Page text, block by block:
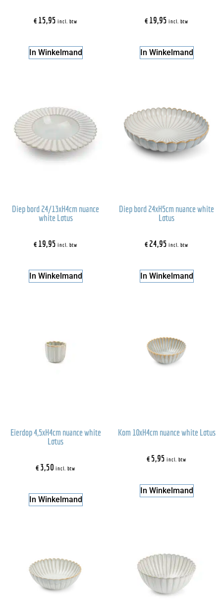
€15,95 incl. btw
In Winkelmand
€19,95 incl. btw
In Winkelmand
Diep bord 24/13xH4cm nuance
white Lotus
€19,95 incl. btw
In Winkelmand
Diep bord 24xH5cm nuance white
Lotus
€24,95 incl. btw
In Winkelmand
Eierdop 4,5xH4cm nuance white
Lotus
€3,50 incl. btw
In Winkelmand
Kom 10xH4cm nuance white Lotus
€5,95 incl. btw
In Winkelmand